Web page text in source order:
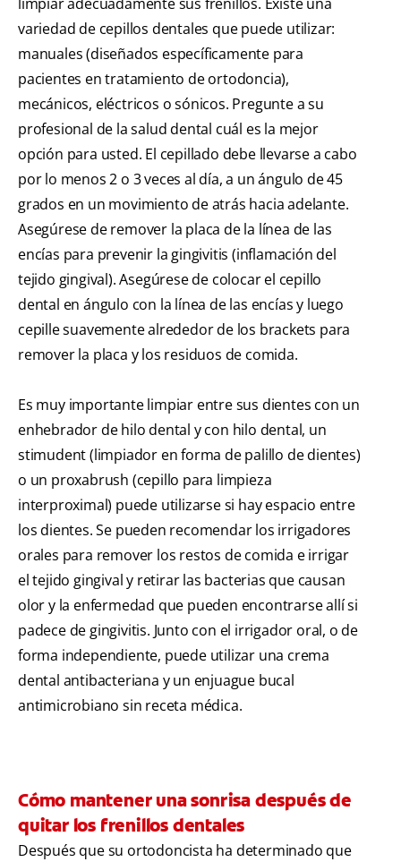
variedad de cepillos dentales que puede utilizar:
manuales (diseñados específicamente para
pacientes en tratamiento de ortodoncia),
mecánicos, eléctricos o sónicos. Pregunte a su
profesional de la salud dental cuál es la mejor
opción para usted. El cepillado debe llevarse a cabo
por lo menos 2 o 3 veces al día, a un ángulo de 45
grados en un movimiento de atrás hacia adelante.
Asegúrese de remover la placa de la línea de las
encías para prevenir la gingivitis (inflamación del
tejido gingival). Asegúrese de colocar el cepillo
dental en ángulo con la línea de las encías y luego
cepille suavemente alrededor de los brackets para
remover la placa y los residuos de comida.
Es muy importante limpiar entre sus dientes con un
enhebrador de hilo dental y con hilo dental, un
stimudent (limpiador en forma de palillo de dientes)
o un proxabrush (cepillo para limpieza
interproximal) puede utilizarse si hay espacio entre
los dientes. Se pueden recomendar los irrigadores
orales para remover los restos de comida e irrigar
el tejido gingival y retirar las bacterias que causan
olor y la enfermedad que pueden encontrarse allí si
padece de gingivitis. Junto con el irrigador oral, o de
forma independiente, puede utilizar una crema
dental antibacteriana y un enjuague bucal
antimicrobiano sin receta médica.
Cómo mantener una sonrisa después de
quitar los frenillos dentales
Después que su ortodoncista ha determinado que